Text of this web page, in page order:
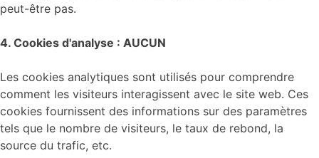
peut-être pas.
4. Cookies d'analyse : AUCUN
Les cookies analytiques sont utilisés pour comprendre
comment les visiteurs interagissent avec le site web. Ces
cookies fournissent des informations sur des paramètres
tels que le nombre de visiteurs, le taux de rebond, la
source du trafic, etc.